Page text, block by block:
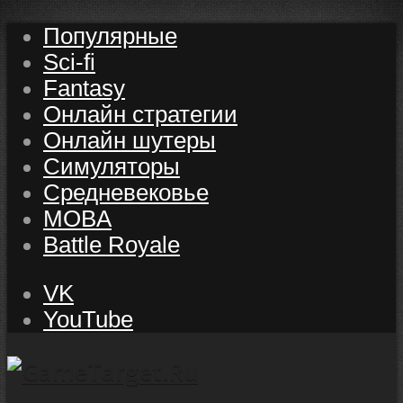
Популярные
Sci-fi
Fantasy
Онлайн стратегии
Онлайн шутеры
Симуляторы
Средневековье
MOBA
Battle Royale
VK
YouTube